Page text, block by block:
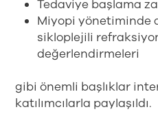
Tedaviye başlama
Miyopi yönetiminde
sikloplejili
değerlendirmeleri
gibi önemli başlıklar
katılımcılarla paylaşıldı.